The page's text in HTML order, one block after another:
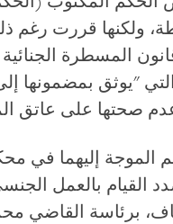
ولكنها قررت رغم
290 من قانون
"يوثق بمضمونها
صحتها على عاتق
الموجة إليهما في
القيام بالعمل
برئاسة القاضي